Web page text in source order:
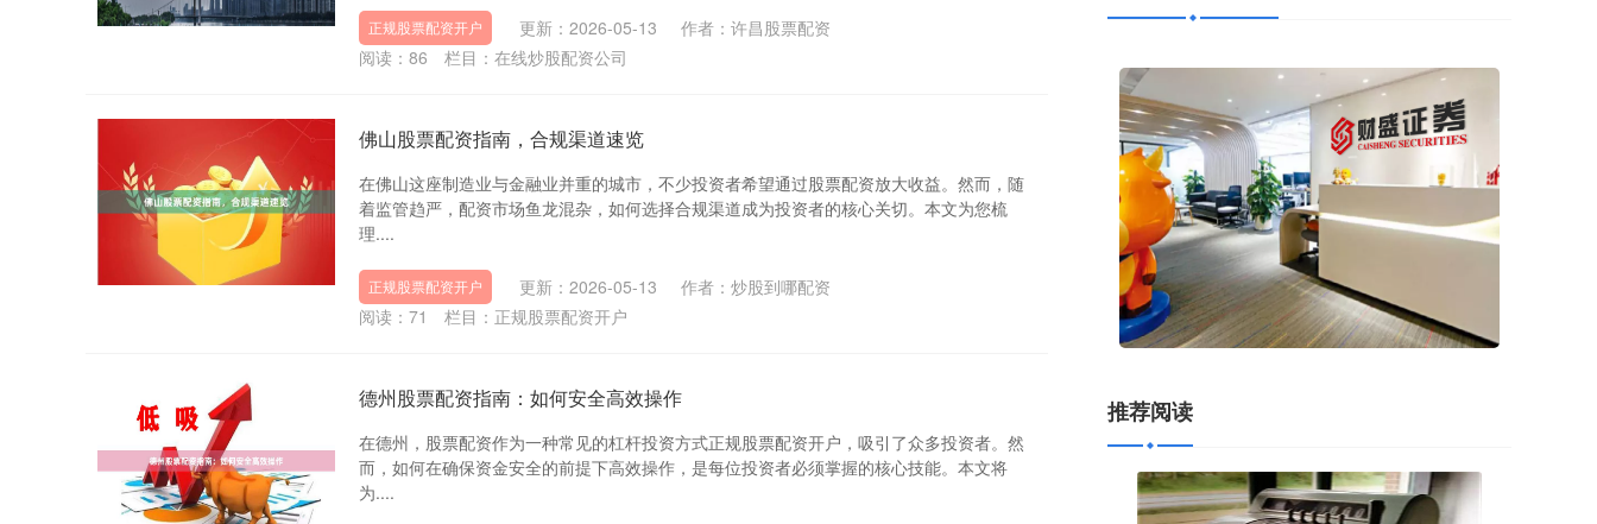
正规股票配资开户 更新：2026-05-13
作者：许昌股票配资
阅读： 86 栏目： 在线炒股配资公司
佛山股票配资指南，合规渠道速览
在佛山这座制造业与金融业并重的城市，不少投资者希望通过股票配资放大收益。然而，随
着监管趋严，配资市场鱼龙混杂，如何选择合规渠道成为投资者的核心关切。本文为您梳
理....
正规股票配资开户 更新：2026-05-13
作者：炒股到哪配资
阅读： 71 栏目： 正规股票配资开户
德州股票配资指南：如何安全高效操作
在德州，股票配资作为一种常见的杠杆投资方式正规股票配资开户，吸引了众多投资者。然
而，如何在确保资金安全的前提下高效操作，是每位投资者必须掌握的核心技能。本文将
为....
推荐阅读